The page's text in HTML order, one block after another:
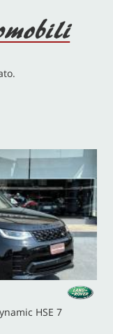
HSE 7